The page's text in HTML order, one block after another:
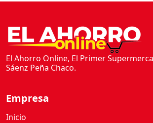
El Ahorro Online, El Primer
Sáenz Peña Chaco.
Empresa
Inicio